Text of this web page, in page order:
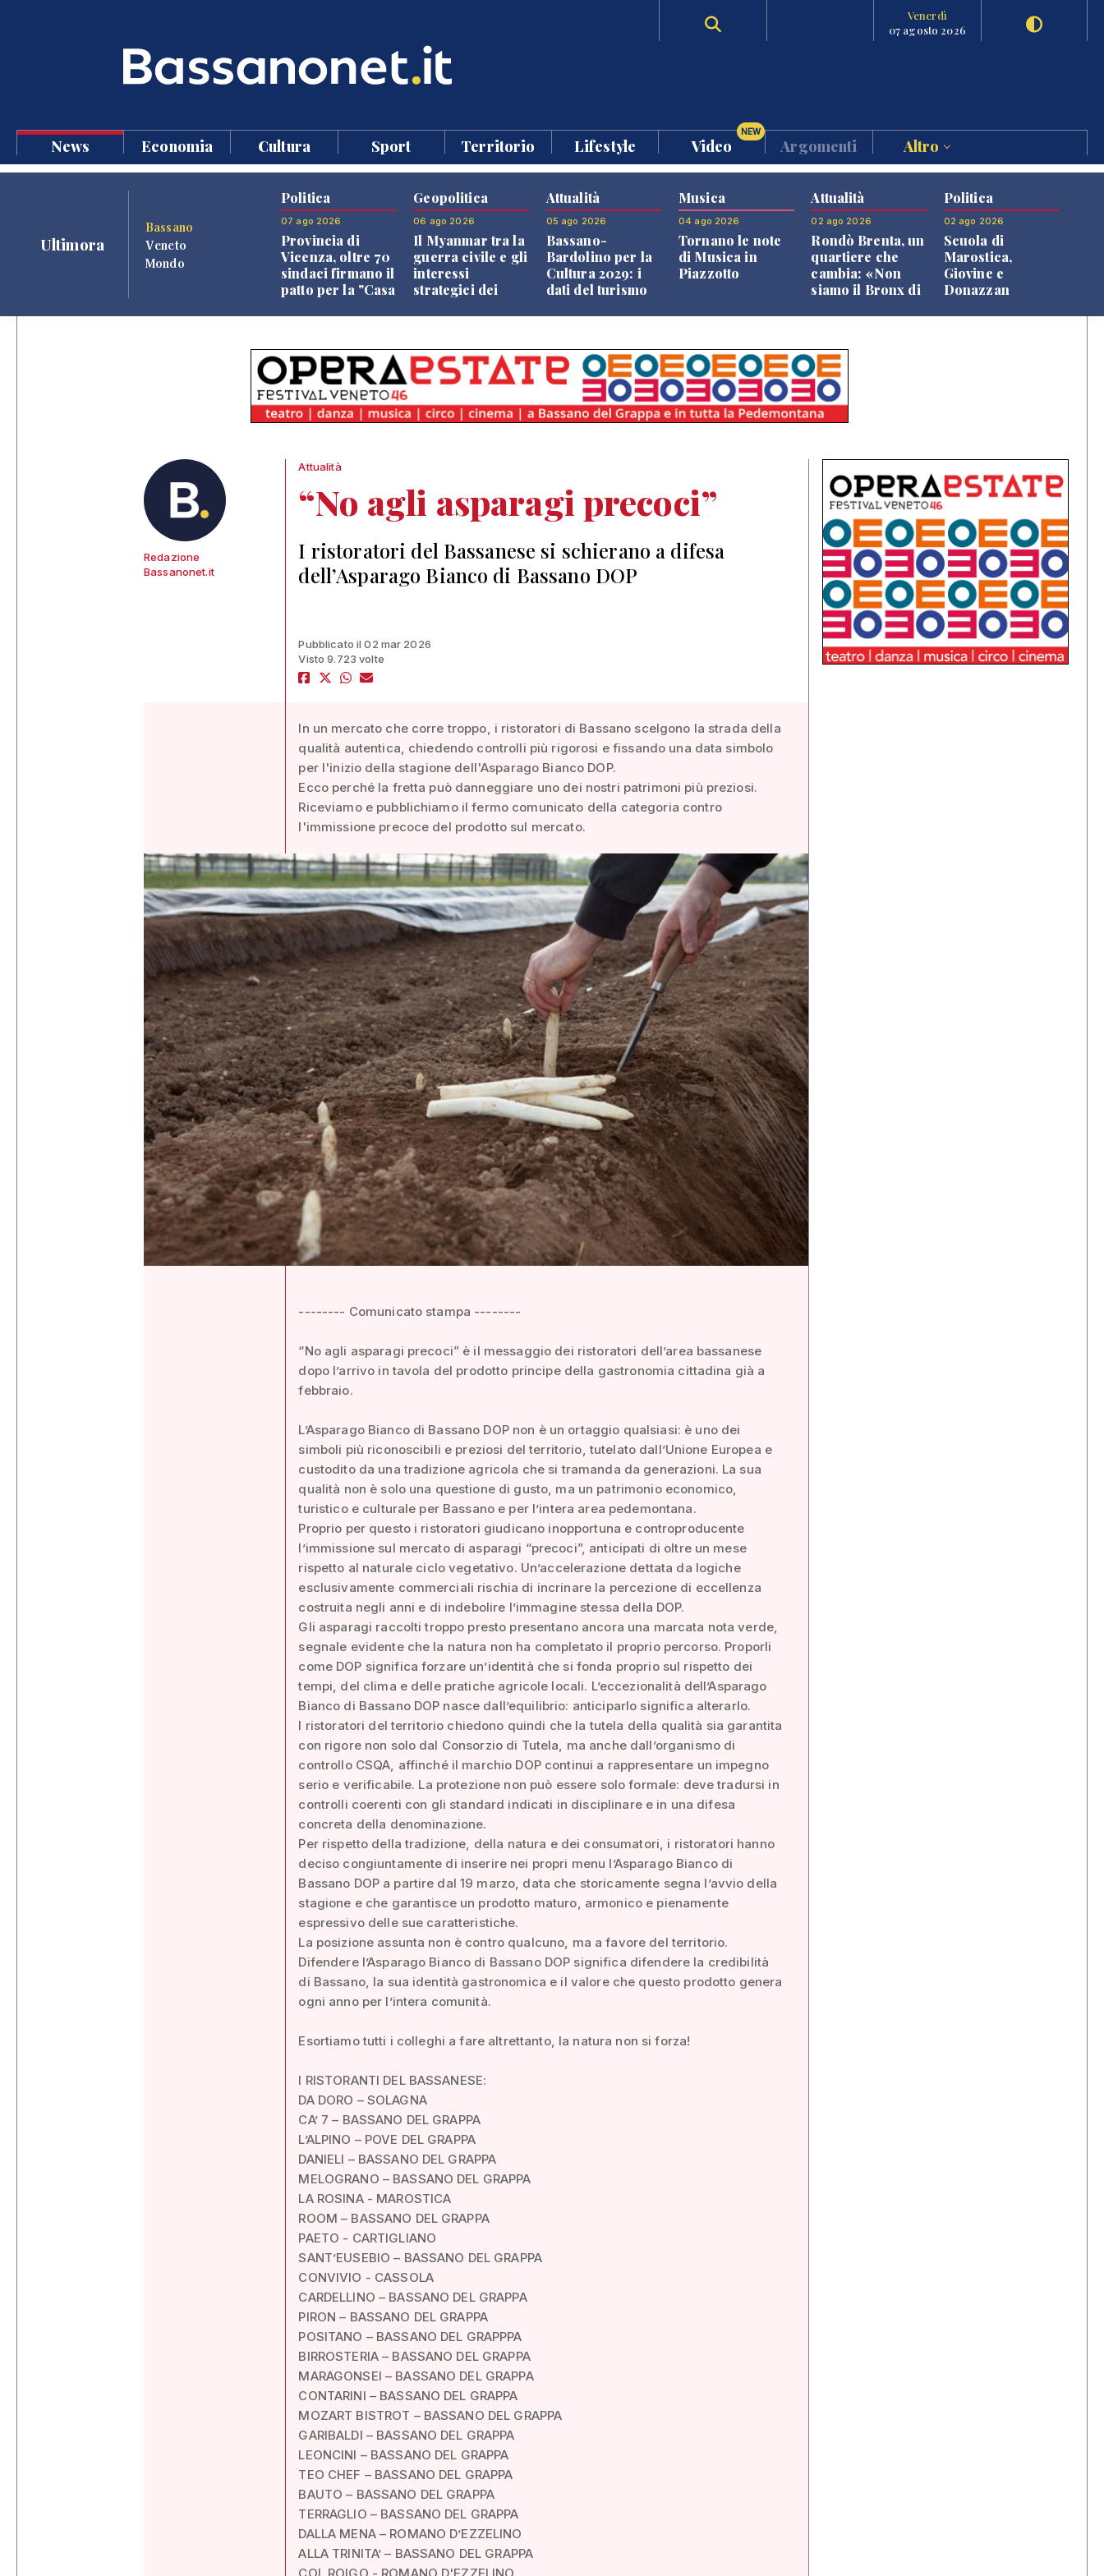
Venerdì
07 agosto 2026
News Economia Cultura Sport Territorio Lifestyle Video
NEW
Argomenti Altro
Ultimora
Bassano
Veneto
Mondo
Politica
07 ago 2026
Provincia di
Vicenza, oltre 70
sindaci firmano il
patto per la "Casa
Geopolitica
06 ago 2026
Il Myanmar tra la
guerra civile e gli
interessi
strategici dei
Attualità
05 ago 2026
Bassano-
Bardolino per la
Cultura 2029: i
dati del turismo
Musica
04 ago 2026
Tornano le note
di Musica in
Piazzotto
Attualità
02 ago 2026
Rondò Brenta, un
quartiere che
cambia: «Non
siamo il Bronx di
Politica
02 ago 2026
Scuola di
Marostica,
Giovine e
Donazzan
Redazione
Bassanonet.it
Attualità
“No agli asparagi precoci”
I ristoratori del Bassanese si schierano a difesa
dell’Asparago Bianco di Bassano DOP
Pubblicato il 02 mar 2026
Visto 9.723 volte
In un mercato che corre troppo, i ristoratori di Bassano scelgono la strada della
qualità autentica, chiedendo controlli più rigorosi e fissando una data simbolo
per l'inizio della stagione dell'Asparago Bianco DOP.
Ecco perché la fretta può danneggiare uno dei nostri patrimoni più preziosi.
Riceviamo e pubblichiamo il fermo comunicato della categoria contro
l'immissione precoce del prodotto sul mercato.
-------- Comunicato stampa --------
“No agli asparagi precoci” è il messaggio dei ristoratori dell’area bassanese
dopo l’arrivo in tavola del prodotto principe della gastronomia cittadina già a
febbraio.
L’Asparago Bianco di Bassano DOP non è un ortaggio qualsiasi: è uno dei
simboli più riconoscibili e preziosi del territorio, tutelato dall’Unione Europea e
custodito da una tradizione agricola che si tramanda da generazioni. La sua
qualità non è solo una questione di gusto, ma un patrimonio economico,
turistico e culturale per Bassano e per l’intera area pedemontana.
Proprio per questo i ristoratori giudicano inopportuna e controproducente
l’immissione sul mercato di asparagi “precoci”, anticipati di oltre un mese
rispetto al naturale ciclo vegetativo. Un’accelerazione dettata da logiche
esclusivamente commerciali rischia di incrinare la percezione di eccellenza
costruita negli anni e di indebolire l’immagine stessa della DOP.
Gli asparagi raccolti troppo presto presentano ancora una marcata nota verde,
segnale evidente che la natura non ha completato il proprio percorso. Proporli
come DOP significa forzare un’identità che si fonda proprio sul rispetto dei
tempi, del clima e delle pratiche agricole locali. L’eccezionalità dell’Asparago
Bianco di Bassano DOP nasce dall’equilibrio: anticiparlo significa alterarlo.
I ristoratori del territorio chiedono quindi che la tutela della qualità sia garantita
con rigore non solo dal Consorzio di Tutela, ma anche dall’organismo di
controllo CSQA, affinché il marchio DOP continui a rappresentare un impegno
serio e verificabile. La protezione non può essere solo formale: deve tradursi in
controlli coerenti con gli standard indicati in disciplinare e in una difesa
concreta della denominazione.
Per rispetto della tradizione, della natura e dei consumatori, i ristoratori hanno
deciso congiuntamente di inserire nei propri menu l’Asparago Bianco di
Bassano DOP a partire dal 19 marzo, data che storicamente segna l’avvio della
stagione e che garantisce un prodotto maturo, armonico e pienamente
espressivo delle sue caratteristiche.
La posizione assunta non è contro qualcuno, ma a favore del territorio.
Difendere l’Asparago Bianco di Bassano DOP significa difendere la credibilità
di Bassano, la sua identità gastronomica e il valore che questo prodotto genera
ogni anno per l’intera comunità.
Esortiamo tutti i colleghi a fare altrettanto, la natura non si forza!
I RISTORANTI DEL BASSANESE:
DA DORO – SOLAGNA
CA’ 7 – BASSANO DEL GRAPPA
L’ALPINO – POVE DEL GRAPPA
DANIELI – BASSANO DEL GRAPPA
MELOGRANO – BASSANO DEL GRAPPA
LA ROSINA - MAROSTICA
ROOM – BASSANO DEL GRAPPA
PAETO - CARTIGLIANO
SANT’EUSEBIO – BASSANO DEL GRAPPA
CONVIVIO - CASSOLA
CARDELLINO – BASSANO DEL GRAPPA
PIRON – BASSANO DEL GRAPPA
POSITANO – BASSANO DEL GRAPPPA
BIRROSTERIA – BASSANO DEL GRAPPA
MARAGONSEI – BASSANO DEL GRAPPA
CONTARINI – BASSANO DEL GRAPPA
MOZART BISTROT – BASSANO DEL GRAPPA
GARIBALDI – BASSANO DEL GRAPPA
LEONCINI – BASSANO DEL GRAPPA
TEO CHEF – BASSANO DEL GRAPPA
BAUTO – BASSANO DEL GRAPPA
TERRAGLIO – BASSANO DEL GRAPPA
DALLA MENA – ROMANO D’EZZELINO
ALLA TRINITA’ – BASSANO DEL GRAPPA
COL ROIGO - ROMANO D'EZZELINO